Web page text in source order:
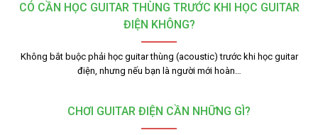
CÓ CẦN HỌC GUITAR THÙNG TRƯỚC KHI HỌC GUITAR
ĐIỆN KHÔNG?
Không bắt buộc phải học guitar thùng (acoustic) trước khi học guitar
điện, nhưng nếu bạn là người mới hoàn…
CHƠI GUITAR ĐIỆN CẦN NHỮNG GÌ?